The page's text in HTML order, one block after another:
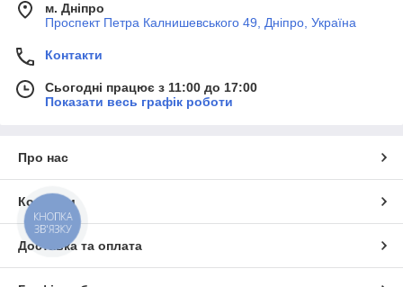
м. Дніпро
Проспект Петра Калнишевського 49, Дніпро, Україна
Контакти
Сьогодні працює з 11:00 до 17:00
Показати весь графік роботи
Про нас
Контакти
Доставка та оплата
КНОПКА
ЗВ'ЯЗКУ